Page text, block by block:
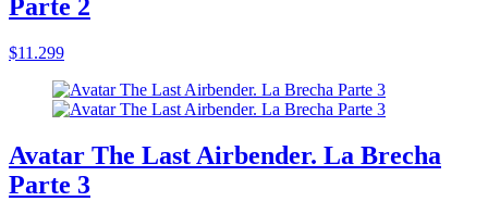
Parte 2
$11.299
Avatar The Last Airbender. La Brecha
Parte 3